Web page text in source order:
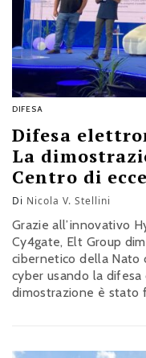
DIFESA
Difesa
La
Centro di
Di Nicola V. Stellini
Grazie all’innovativo
Cy4gate, Elt Group
cibernetico della Nato
cyber usando la
dimostrazione è stato